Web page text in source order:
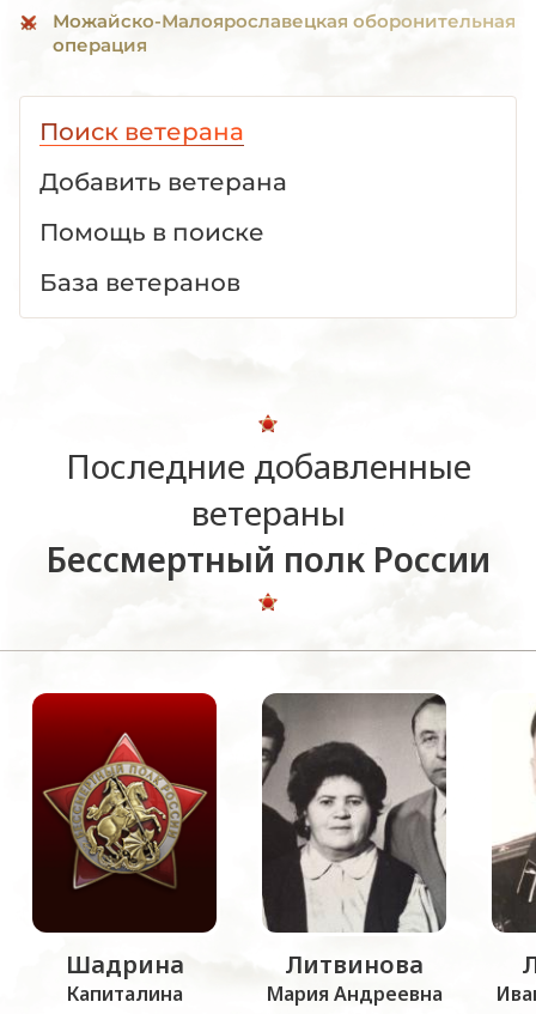
Можайско-Малоярославецкая оборонительная
операция
Поиск ветерана
Добавить ветерана
Помощь в поиске
База ветеранов
Последние добавленные
ветераны
Бессмертный полк России
Шадрина
Капиталина
Литвинова
Мария Андреевна